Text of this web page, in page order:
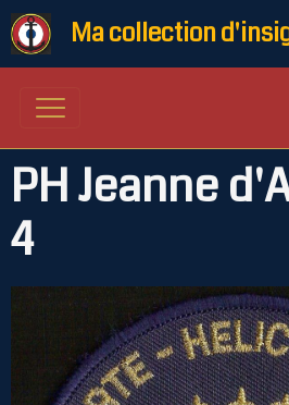
Ma collection
PH Jeanne
4